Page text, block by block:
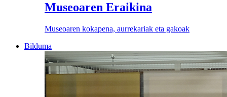
Museoaren Eraikina
Museoaren kokapena, aurrekariak eta gakoak
Bilduma